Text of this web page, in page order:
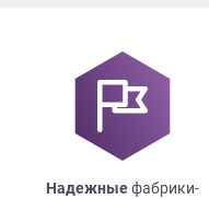
Надежныефабрики-